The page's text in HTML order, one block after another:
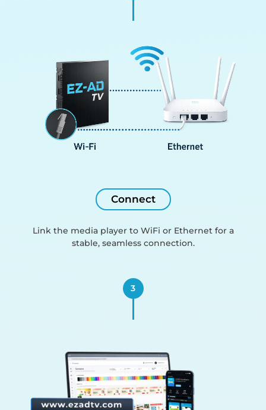
Connect
Link the media player to WiFi or Ethernet for a
stable, seamless connection.
3